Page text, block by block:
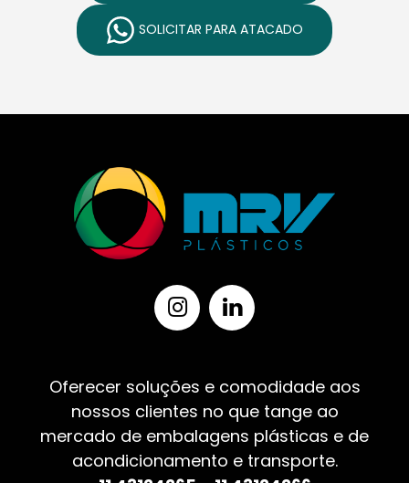
SOLICITAR PARA ATACADO
Oferecer soluções e comodidade aos
nossos clientes no que tange ao
mercado de embalagens plásticas e de
acondicionamento e transporte.